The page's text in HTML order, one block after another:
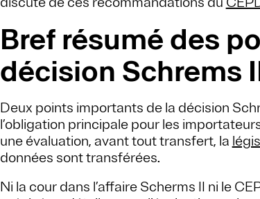
Bref résumé des
décision Schrems
Deux points importants de la décision
l’obligation principale pour les
une évaluation, avant tout transfert, la
données sont transférées.
Ni la cour dans l’affaire Scherms II ni le